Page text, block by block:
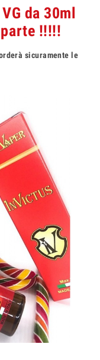
da 30ml
!!!!!
sicuramente le